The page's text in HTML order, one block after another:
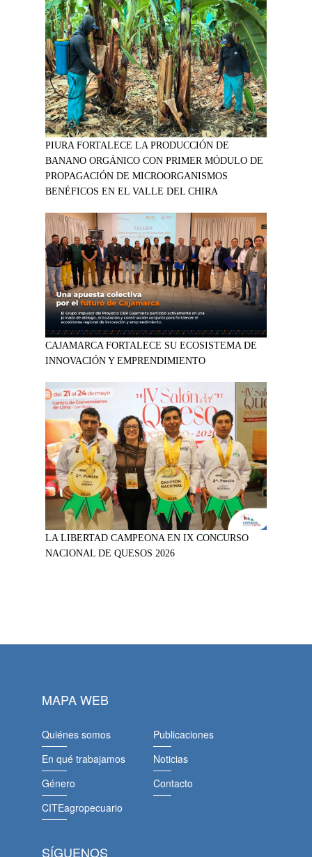
PIURA FORTALECE LA PRODUCCIÓN DE
BANANO ORGÁNICO CON PRIMER MÓDULO DE
PROPAGACIÓN DE MICROORGANISMOS
BENÉFICOS EN EL VALLE DEL CHIRA
CAJAMARCA FORTALECE SU ECOSISTEMA DE
INNOVACIÓN Y EMPRENDIMIENTO
LA LIBERTAD CAMPEONA EN IX CONCURSO
NACIONAL DE QUESOS 2026
MAPA WEB
Quiénes somos
En qué trabajamos
Género
CITEagropecuario
Publicaciones
Noticias
Contacto
SÍGUENOS